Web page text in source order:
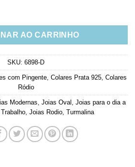
Rodio Branco Joias Delicadas
AO CARRINHO
SKU: 6898-D
com Pingente, Colares Prata 925, Colares
Ródio
Modernas, Joias Oval , Joias para o dia a
, Joias Rodio, Turmalina